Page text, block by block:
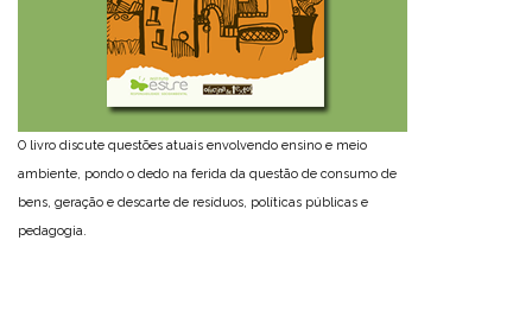
O livro discute questões atuais envolvendo ensino e meio
ambiente, pondo o dedo na ferida da questão de consumo de
bens, geração e descarte de resíduos, políticas públicas e
pedagogia.